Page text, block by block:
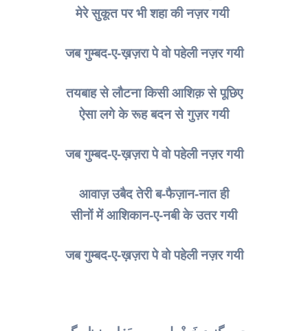
मेरे सुकूत पर भी शहा की नज़र गयी
जब गुम्बद-ए-ख़ज़रा पे वो पहेली नज़र गयी
तयबाह से लौटना किसी आशिक़ से पूछिए
ऐसा लगे के रूह बदन से गुज़र गयी
जब गुम्बद-ए-ख़ज़रा पे वो पहेली नज़र गयी
आवाज़ उबैद तेरी ब-फैज़ान-नात ही
सीनों में आशिकान-ए-नबी के उतर गयी
जब गुम्बद-ए-ख़ज़रा पे वो पहेली नज़र गयी